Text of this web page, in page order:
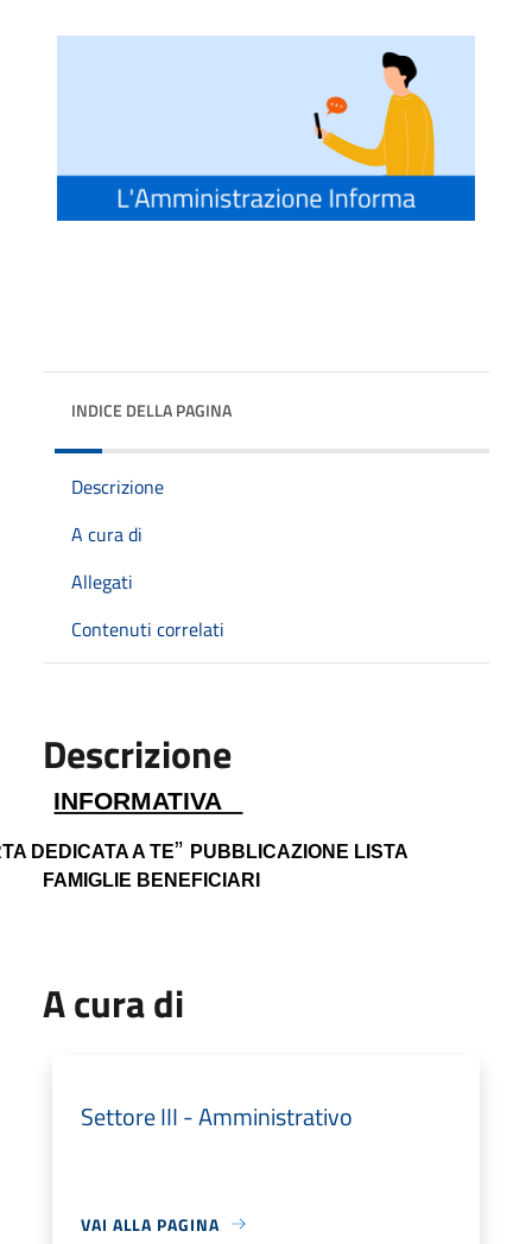
INDICE DELLA PAGINA
Descrizione
A cura di
Allegati
Contenuti correlati
Descrizione
INFORMATIVA
DEDICATA A TE” PUBBLICAZIONE LISTA
FAMIGLIE BENEFICIARI
A cura di
Settore III - Amministrativo
VAI ALLA PAGINA